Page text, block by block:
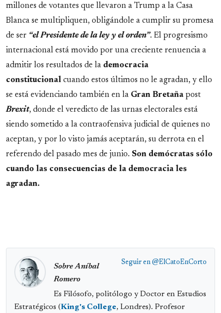
millones de votantes que llevaron a Trump a la Casa
Blanca se multipliquen, obligándole a cumplir su promesa
de ser “el Presidente de la ley y el orden”. El progresismo
internacional está movido por una creciente renuencia a
admitir los resultados de la democracia
constitucional cuando estos últimos no le agradan, y ello
se está evidenciando también en la Gran Bretaña post
Brexit, donde el veredicto de las urnas electorales está
siendo sometido a la contraofensiva judicial de quienes no
aceptan, y por lo visto jamás aceptarán, su derrota en el
referendo del pasado mes de junio. Son demócratas sólo
cuando las consecuencias de la democracia les
agradan.
Seguir en @ElCatoEnCorto
Sobre Aníbal
Romero
Es Filósofo, politólogo y Doctor en Estudios
Estratégicos (King's College, Londres). Profesor